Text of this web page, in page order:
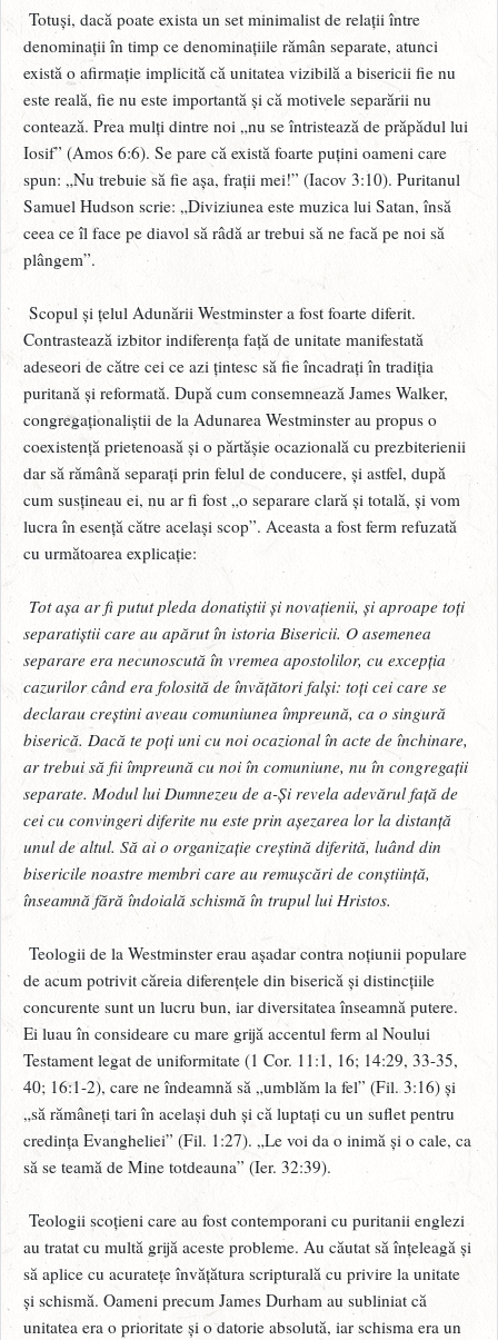
Totuși, dacă poate exista un set minimalist de relații între
denominații în timp ce denominațiile rămân separate, atunci
există o afirmație implicită că unitatea vizibilă a bisericii fie nu
este reală, fie nu este importantă și că motivele separării nu
contează. Prea mulți dintre noi „nu se întristează de prăpădul lui
Iosif” (Amos 6:6). Se pare că există foarte puțini oameni care
spun: „Nu trebuie să fie așa, frații mei!” (Iacov 3:10). Puritanul
Samuel Hudson scrie: „Diviziunea este muzica lui Satan, însă
ceea ce îl face pe diavol să râdă ar trebui să ne facă pe noi să
plângem”.
Scopul și țelul Adunării Westminster a fost foarte diferit.
Contrastează izbitor indiferența față de unitate manifestată
adeseori de către cei ce azi țintesc să fie încadrați în tradiția
puritană și reformată. După cum consemnează James Walker,
congregaționaliștii de la Adunarea Westminster au propus o
coexistență prietenoasă și o părtășie ocazională cu prezbiterienii
dar să rămână separați prin felul de conducere, și astfel, după
cum susțineau ei, nu ar fi fost „o separare clară și totală, și vom
lucra în esență către același scop”. Aceasta a fost ferm refuzată
cu următoarea explicație:
Tot așa ar fi putut pleda donatiștii și novațienii, și aproape toți
separatiștii care au apărut în istoria Bisericii. O asemenea
separare era necunoscută în vremea apostolilor, cu excepția
cazurilor când era folosită de învățători falși: toți cei care se
declarau creștini aveau comuniunea împreună, ca o singură
biserică. Dacă te poți uni cu noi ocazional în acte de închinare,
ar trebui să fii împreună cu noi în comuniune, nu în congregații
separate. Modul lui Dumnezeu de a-Și revela adevărul față de
cei cu convingeri diferite nu este prin așezarea lor la distanță
unul de altul. Să ai o organizație creștină diferită, luând din
bisericile noastre membri care au remușcări de conștiință,
înseamnă fără îndoială schismă în trupul lui Hristos.
Teologii de la Westminster erau așadar contra noțiunii populare
de acum potrivit căreia diferențele din biserică și distincțiile
concurente sunt un lucru bun, iar diversitatea înseamnă putere.
Ei luau în consideare cu mare grijă accentul ferm al Noului
Testament legat de uniformitate (1 Cor. 11:1, 16; 14:29, 33-35,
40; 16:1-2), care ne îndeamnă să „umblăm la fel” (Fil. 3:16) și
„să rămâneți tari în același duh și că luptați cu un suflet pentru
credința Evangheliei” (Fil. 1:27). „Le voi da o inimă și o cale, ca
să se teamă de Mine totdeauna” (Ier. 32:39).
Teologii scoțieni care au fost contemporani cu puritanii englezi
au tratat cu multă grijă aceste probleme. Au căutat să înțeleagă și
să aplice cu acuratețe învățătura scripturală cu privire la unitate
și schismă. Oameni precum James Durham au subliniat că
unitatea era o prioritate și o datorie absolută, iar schisma era un